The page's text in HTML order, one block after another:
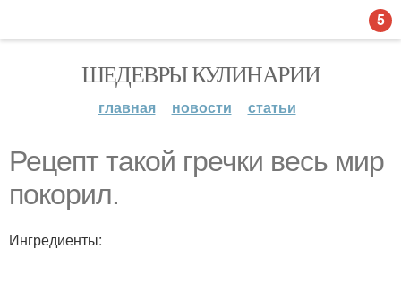
ШЕДЕВРЫ КУЛИНАРИИ
главная новости статьи
Рецепт такой гречки весь мир
покорил.
Ингредиенты:
5